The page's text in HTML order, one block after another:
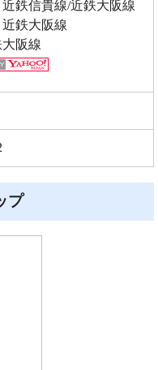
鉄信貴線/近鉄大阪線
鉄大阪線
阪線
プ